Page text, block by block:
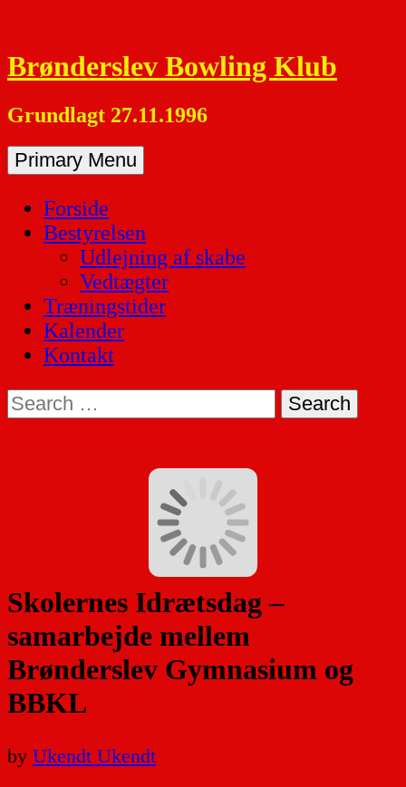
content
Brønderslev Bowling Klub
Grundlagt 27.11.1996
Primary Menu
Forside
Bestyrelsen
Udlejning af skabe
Vedtægter
Træningstider
Kalender
Kontakt
Search
for:
Skolernes Idrætsdag –
samarbejde mellem
Brønderslev Gymnasium og
BBKL
by Ukendt Ukendt